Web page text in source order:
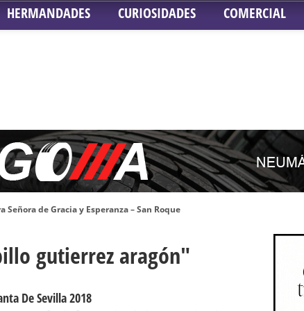
HERMANDADES CURIOSIDADES COMERCIAL
de Gracia y Esperanza – San Roque
ante el paso de Nuestra Señora de la Encarnación Coronada –
de Sevilla
de María Santísima en su Soledad – San Lorenzo
gutierrez aragón"
De Sevilla 2018